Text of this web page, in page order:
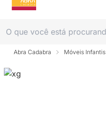
Abra Cadabra Móveis Infantis